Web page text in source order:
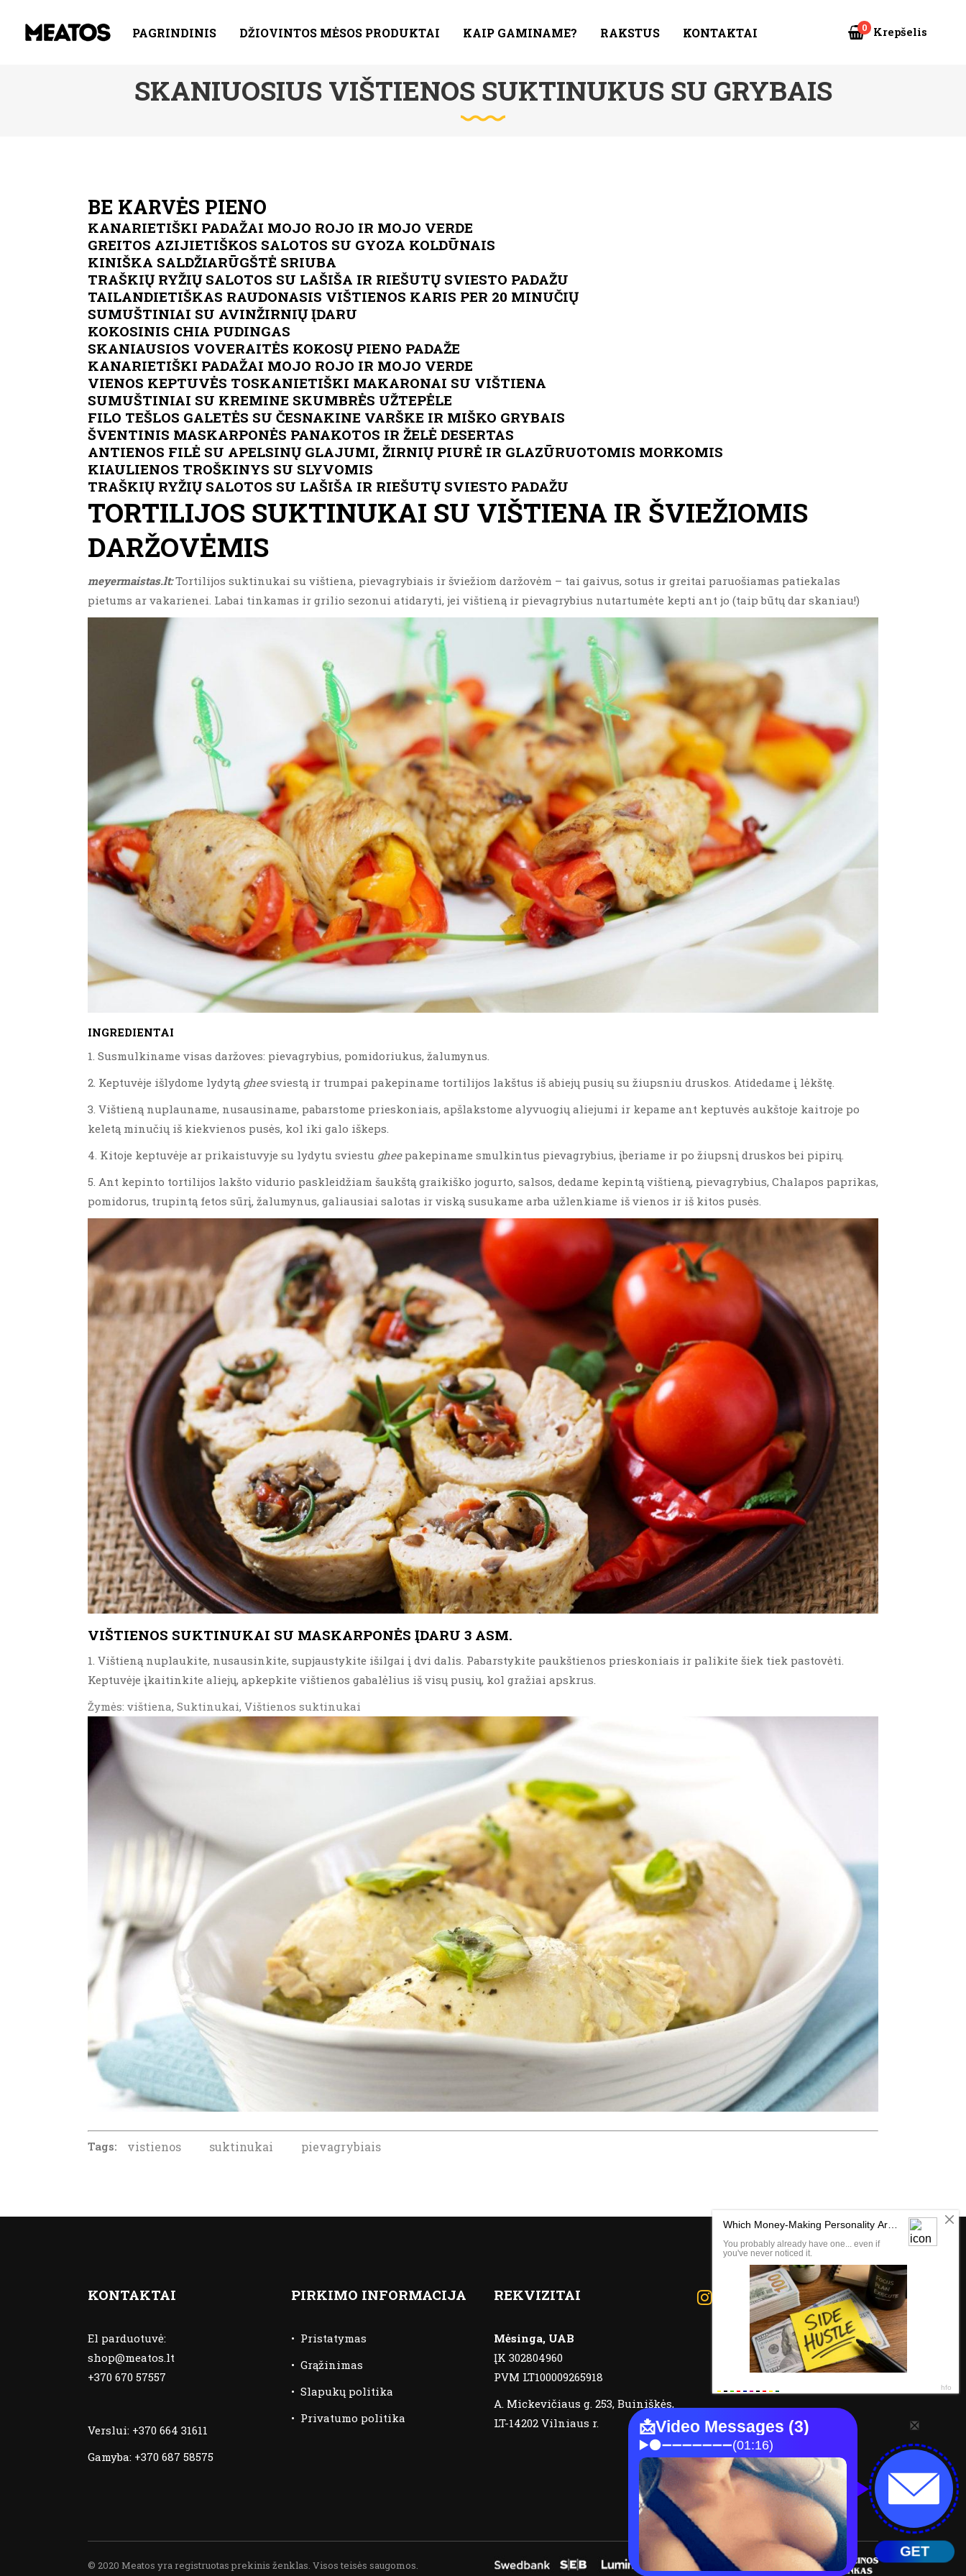
PAGRINDINIS DŽIOVINTOS MĖSOS PRODUKTAI KAIP GAMINAME? RAKSTUS KONTAKTAI 0 Krepšelis
SKANIUOSIUS VIŠTIENOS SUKTINUKUS SU GRYBAIS
BE KARVĖS PIENO
KANARIETIŠKI PADAŽAI MOJO ROJO IR MOJO VERDE
GREITOS AZIJIETIŠKOS SALOTOS SU GYOZA KOLDŪNAIS
KINIŠKA SALDŽIARŪGŠTĖ SRIUBA
TRAŠKIŲ RYŽIŲ SALOTOS SU LAŠIŠA IR RIEŠUTŲ SVIESTO PADAŽU
TAILANDIETIŠKAS RAUDONASIS VIŠTIENOS KARIS PER 20 MINUČIŲ
SUMUŠTINIAI SU AVINŽIRNIŲ ĮDARU
KOKOSINIS CHIA PUDINGAS
SKANIAUSIOS VOVERAITĖS KOKOSŲ PIENO PADAŽE
KANARIETIŠKI PADAŽAI MOJO ROJO IR MOJO VERDE
VIENOS KEPTUVĖS TOSKANIETIŠKI MAKARONAI SU VIŠTIENA
SUMUŠTINIAI SU KREMINE SKUMBRĖS UŽTEPĖLE
FILO TEŠLOS GALETĖS SU ČESNAKINE VARŠKE IR MIŠKO GRYBAIS
ŠVENTINIS MASKARPONĖS PANAKOTOS IR ŽELĖ DESERTAS
ANTIENOS FILĖ SU APELSINŲ GLAJUMI, ŽIRNIŲ PIURĖ IR GLAZŪRUOTOMIS MORKOMIS
KIAULIENOS TROŠKINYS SU SLYVOMIS
TRAŠKIŲ RYŽIŲ SALOTOS SU LAŠIŠA IR RIEŠUTŲ SVIESTO PADAŽU
TORTILIJOS SUKTINUKAI SU VIŠTIENA IR ŠVIEŽIOMIS
DARŽOVĖMIS
meyermaistas.lt: Tortilijos suktinukai su vištiena, pievagrybiais ir šviežiom daržovėm – tai gaivus, sotus ir greitai paruošiamas patiekalas
pietums ar vakarienei. Labai tinkamas ir grilio sezonui atidaryti, jei vištieną ir pievagrybius nutartumėte kepti ant jo (taip būtų dar skaniau!)
INGREDIENTAI
1. Susmulkiname visas daržoves: pievagrybius, pomidoriukus, žalumynus.
2. Keptuvėje išlydome lydytą gheesviestą ir trumpai pakepiname tortilijos lakštus iš abiejų pusių su žiupsniu druskos. Atidedame į lėkštę.
3. Vištieną nuplauname, nusausiname, pabarstome prieskoniais, apšlakstome alyvuogių aliejumi ir kepame ant keptuvės aukštoje kaitroje po
keletą minučių iš kiekvienos pusės, kol iki galo iškeps.
4. Kitoje keptuvėje ar prikaistuvyje su lydytu sviestu gheepakepiname smulkintus pievagrybius, įberiame ir po žiupsnį druskos bei pipirų.
5. Ant kepinto tortilijos lakšto vidurio paskleidžiam šaukštą graikiško jogurto, salsos, dedame kepintą vištieną, pievagrybius, Chalapos paprikas,
pomidorus, trupintą fetos sūrį, žalumynus, galiausiai salotas ir viską susukame arba užlenkiame iš vienos ir iš kitos pusės.
VIŠTIENOS SUKTINUKAI SU MASKARPONĖS ĮDARU 3 ASM.
1. Vištieną nuplaukite, nusausinkite, supjaustykite išilgai į dvi dalis. Pabarstykite paukštienos prieskoniais ir palikite šiek tiek pastovėti.
Keptuvėje įkaitinkite aliejų, apkepkite vištienos gabalėlius iš visų pusių, kol gražiai apskrus.
Žymės: vištiena, Suktinukai, Vištienos suktinukai
Tags: vistienos suktinukai pievagrybiais
KONTAKTAI
El parduotuvė:
shop@meatos.lt
+370 670 57557
Verslui: +370 664 31611
Gamyba: +370 687 58575
PIRKIMO INFORMACIJA
• Pristatymas
• Grąžinimas
• Slapukų politika
• Privatumo politika
REKVIZITAI
Mėsinga, UAB
ĮK 302804960
PVM LT100009265918
A. Mickevičiaus g. 253, Buiniškės,
LT-14202 Vilniaus r.
© 2020 Meatos yra registruotas prekinis ženklas. Visos teisės saugomos.